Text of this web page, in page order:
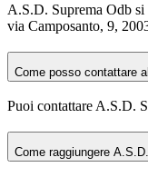
A.S.D. Suprema Odb
via Camposanto, 9,
Puoi contattare A.S.D.